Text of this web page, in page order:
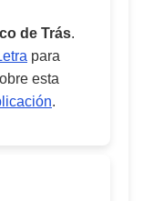
de Trás.
para
esta
.